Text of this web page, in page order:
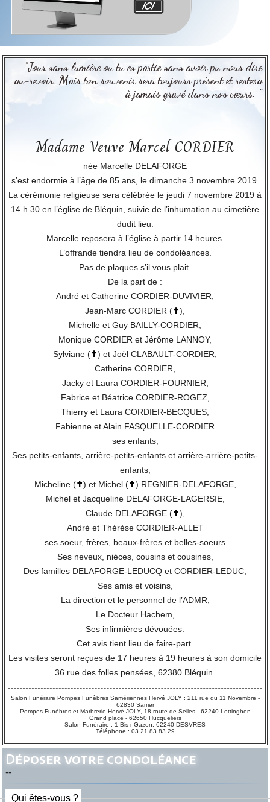
"Jour sans lumière ou tu es partie sans avoir pu nous dire
au-revoir. Mais ton souvenir sera toujours présent et restera
à jamais gravé dans nos cœurs. "
Madame Veuve Marcel CORDIER
née Marcelle DELAFORGE
s’est endormie à l’âge de 85 ans, le dimanche 3 novembre 2019.
La cérémonie religieuse sera célébrée le jeudi 7 novembre 2019 à
14 h 30 en l’église de Bléquin, suivie de l’inhumation au cimetière
dudit lieu.
Marcelle reposera à l’église à partir 14 heures.
L’offrande tiendra lieu de condoléances.
Pas de plaques s’il vous plait.
De la part de :
André et Catherine CORDIER-DUVIVIER,
Jean-Marc CORDIER (✝),
Michelle et Guy BAILLY-CORDIER,
Monique CORDIER et Jérôme LANNOY,
Sylviane (✝) et Joël CLABAULT-CORDIER,
Catherine CORDIER,
Jacky et Laura CORDIER-FOURNIER,
Fabrice et Béatrice CORDIER-ROGEZ,
Thierry et Laura CORDIER-BECQUES,
Fabienne et Alain FASQUELLE-CORDIER
ses enfants,
Ses petits-enfants, arrière-petits-enfants et arrière-arrière-petits-
enfants,
Micheline (✝) et Michel (✝) REGNIER-DELAFORGE,
Michel et Jacqueline DELAFORGE-LAGERSIE,
Claude DELAFORGE (✝),
André et Thérèse CORDIER-ALLET
ses soeur, frères, beaux-frères et belles-soeurs
Ses neveux, nièces, cousins et cousines,
Des familles DELAFORGE-LEDUCQ et CORDIER-LEDUC,
Ses amis et voisins,
La direction et le personnel de l’ADMR,
Le Docteur Hachem,
Ses infirmières dévouées.
Cet avis tient lieu de faire-part.
Les visites seront reçues de 17 heures à 19 heures à son domicile
36 rue des folles pensées, 62380 Bléquin.
Salon Funéraire Pompes Funèbres Samériennes Hervé JOLY : 211 rue du 11 Novembre -
62830 Samer
Pompes Funèbres et Marbrerie Hervé JOLY, 18 route de Selles - 62240 Lottinghen
Grand place - 62650 Hucqueliers
Salon Funéraire : 1 Bis r Gazon, 62240 DESVRES
Téléphone : 03 21 83 83 29
Déposer votre condoléance
--
Qui êtes-vous ?